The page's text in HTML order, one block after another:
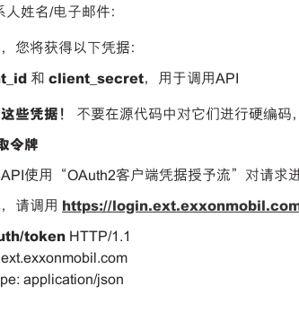
人姓名/电子邮件：
您将获得以下凭据：
和 client_secret，用于调用API
些凭据！
不要在源代码中对它们进行硬编码
令牌
使用“OAuth2客户端凭据授予流”对请求
请调用 https://
token HTTP/1.1
application/json